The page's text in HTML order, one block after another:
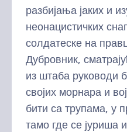
разбијања јаких и
неонацистичких
солдатеске на
Дубровник,
из штаба руководи
својих морнара и
бити са трупама, у
тамо где се јуриша